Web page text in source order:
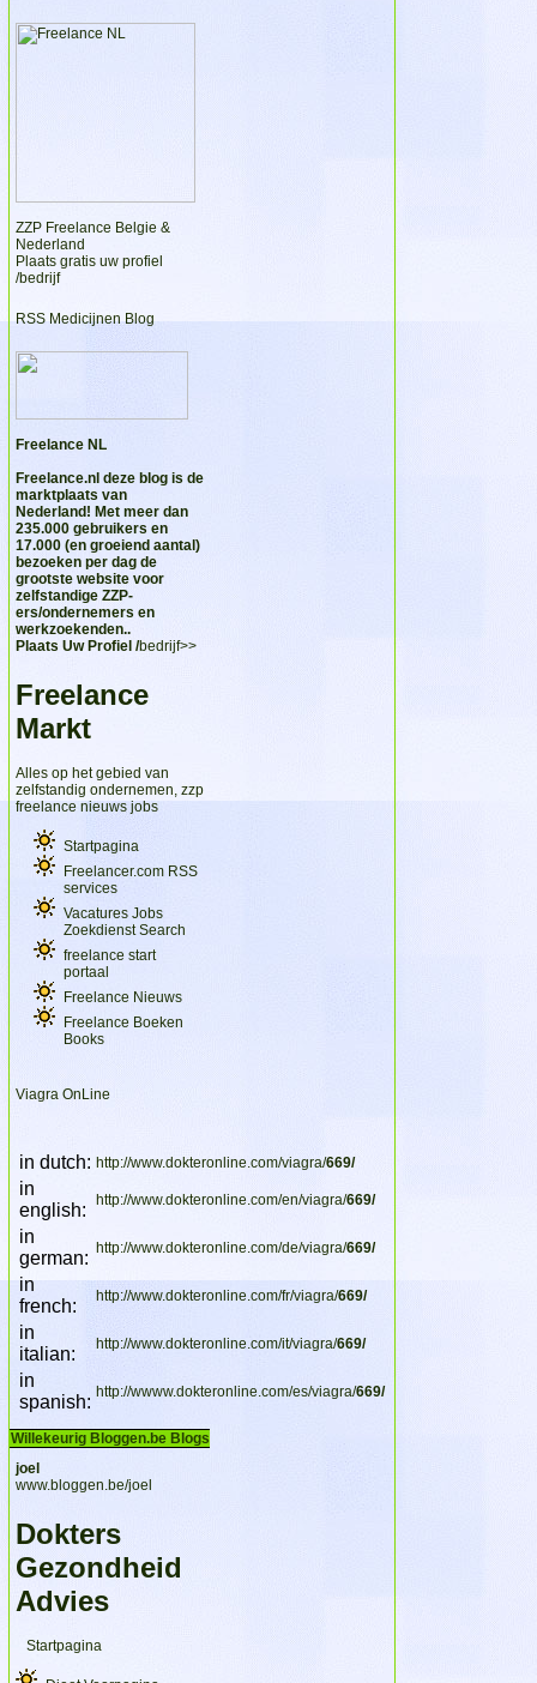
ZZP Freelance Belgie &
Nederland
Plaats gratis uw profiel
/bedrijf
RSS Medicijnen Blog
Freelance NL
Freelance.nl deze blog is de
marktplaats van
Nederland! Met meer dan
235.000 gebruikers en
17.000 (en groeiend aantal)
bezoeken per dag de
grootste website voor
zelfstandige ZZP-
ers/ondernemers en
werkzoekenden..
Plaats Uw Profiel /bedrijf>>
Freelance
Markt
Alles op het gebied van
zelfstandig ondernemen, zzp
freelance nieuws jobs
Startpagina
Freelancer.com RSS
services
Vacatures Jobs
Zoekdienst Search
freelance start
portaal
Freelance Nieuws
Freelance Boeken
Books
Viagra OnLine
in dutch: http://www.dokteronline.com/viagra/669/
in
english:
http://www.dokteronline.com/en/viagra/669/
in
german: http://www.dokteronline.com/de/viagra/669/
in
french:
http://www.dokteronline.com/fr/viagra/669/
in
italian:
http://www.dokteronline.com/it/viagra/669/
in
spanish: http://wwww.dokteronline.com/es/viagra/669/
Willekeurig Bloggen.be Blogs
joel
www.bloggen.be/joel
Dokters
Gezondheid
Advies
Startpagina